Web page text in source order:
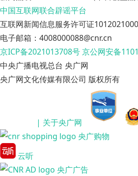
中国互联网联合辟谣平台
互联网新闻信息服务许可证
电子邮箱：4008000088@cnr.cn
京ICP备2021013708号京公网安备
中央广播电视总台 央广网
央广网文化传媒有限公司 版权所有
| 关于央广网
央广购物
云听
央广广告